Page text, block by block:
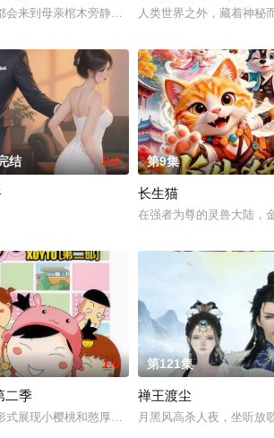
会来到母亲棺木旁静坐，直至四十九日后，棺中传
人类世界之外，藏着神秘
待救援时，一只小熊闯进我们营地。众人见到熊，
结 9.0 第9集
长生猫
在强者为尊的灵兽大陆，
1.0
二季
式展现小樱桃和憨厚的大懒、古灵精怪的小南等好
第121集
禅王渡尘
月黑风高杀人夜，坐听放